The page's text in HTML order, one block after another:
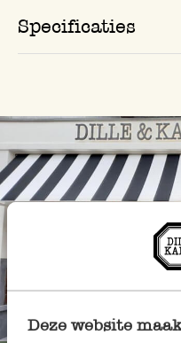
Deze website
Specificaties
Altijd in de